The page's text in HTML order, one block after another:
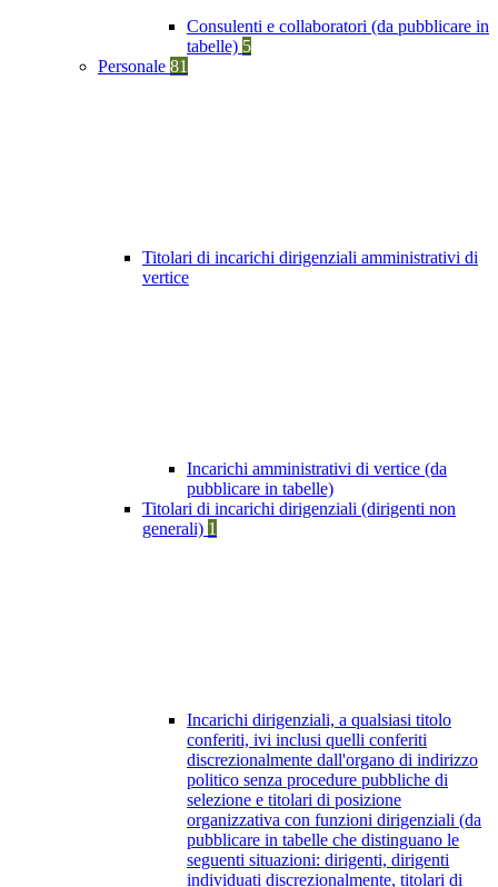
Consulenti e collaboratori (da pubblicare in
tabelle) 5
Personale 81
Titolari di incarichi dirigenziali amministrativi di
vertice
Incarichi amministrativi di vertice (da
pubblicare in tabelle)
Titolari di incarichi dirigenziali (dirigenti non
generali) 1
Incarichi dirigenziali, a qualsiasi titolo
conferiti, ivi inclusi quelli conferiti
discrezionalmente dall'organo di indirizzo
politico senza procedure pubbliche di
selezione e titolari di posizione
organizzativa con funzioni dirigenziali (da
pubblicare in tabelle che distinguano le
seguenti situazioni: dirigenti, dirigenti
individuati discrezionalmente, titolari di